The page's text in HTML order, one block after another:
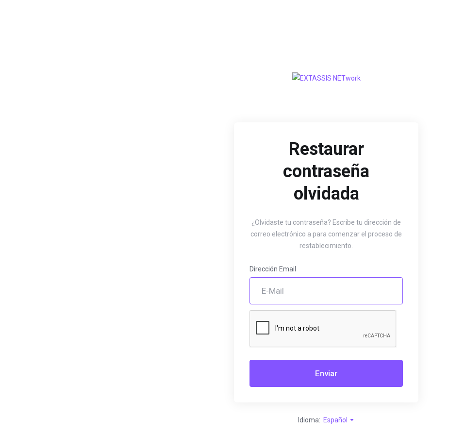
Restaurar
contraseña
olvidada
¿Olvidaste tu contraseña? Escribe tu dirección de
correo electrónico a para comenzar el proceso de
restablecimiento.
Dirección Email
Enviar
Idioma: Español